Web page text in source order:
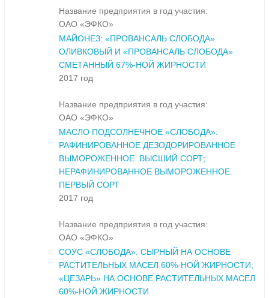
Название предприятия в год участия:
ОАО «ЭФКО»
МАЙОНЕЗ: «ПРОВАНСАЛЬ СЛОБОДА»
ОЛИВКОВЫЙ И «ПРОВАНСАЛЬ СЛОБОДА»
СМЕТАННЫЙ 67%-НОЙ ЖИРНОСТИ
2017 год
Название предприятия в год участия:
ОАО «ЭФКО»
МАСЛО ПОДСОЛНЕЧНОЕ «СЛОБОДА»:
РАФИНИРОВАННОЕ ДЕЗОДОРИРОВАННОЕ
ВЫМОРОЖЕННОЕ. ВЫСШИЙ СОРТ;
НЕРАФИНИРОВАННОЕ ВЫМОРОЖЕННОЕ.
ПЕРВЫЙ СОРТ
2017 год
Название предприятия в год участия:
ОАО «ЭФКО»
СОУС «СЛОБОДА»: СЫРНЫЙ НА ОСНОВЕ
РАСТИТЕЛЬНЫХ МАСЕЛ 60%-НОЙ ЖИРНОСТИ;
«ЦЕЗАРЬ» НА ОСНОВЕ РАСТИТЕЛЬНЫХ МАСЕЛ
60%-НОЙ ЖИРНОСТИ